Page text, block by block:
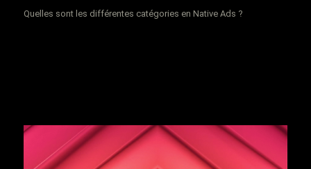
Quelles sont les différentes catégories en Native Ads ?